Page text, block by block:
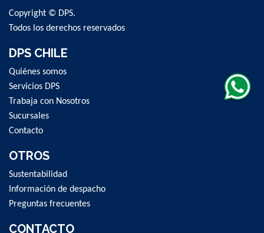
Copyright © DPS.
Todos los derechos reservados
DPS CHILE
Quiénes somos
Servicios DPS
Trabaja con Nosotros
Sucursales
Contacto
OTROS
Sustentabilidad
Información de despacho
Preguntas frecuentes
CONTACTO